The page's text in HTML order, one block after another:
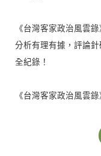
《台灣客家政治風雲
分析有理有據，評論
全紀錄！
《台灣客家政治風雲
屏東佳冬蕭家步月樓